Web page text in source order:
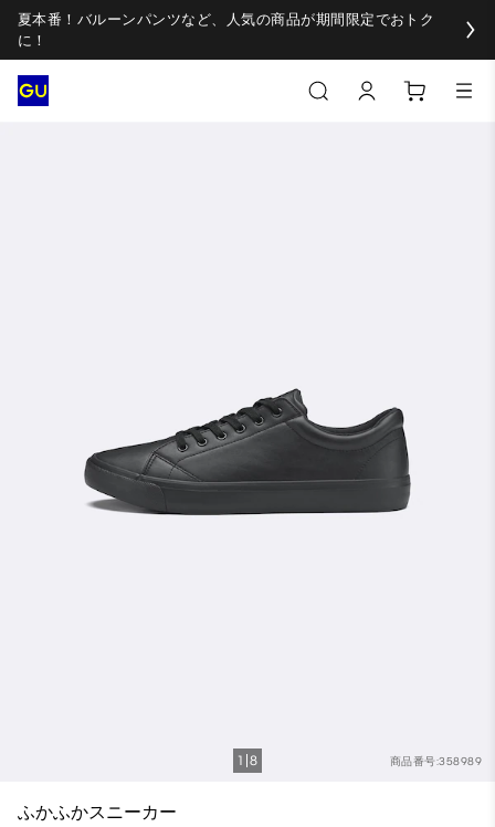
夏本番！バルーンパンツなど、人気の商品が期間限定でおトク
に！
商品番号:358989
1 8
ふかふかスニーカー